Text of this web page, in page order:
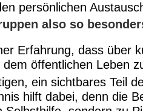
persönlichen
also so
Erfahrung, dass über
öffentlichen Leben
ein sichtbares Teil
hilft dabei, denn die